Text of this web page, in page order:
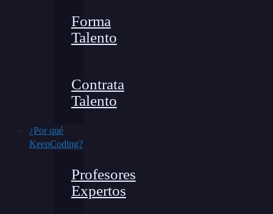
Forma
Talento
Contrata
Talento
¿Por qué
KeepCoding?
Profesores
Expertos